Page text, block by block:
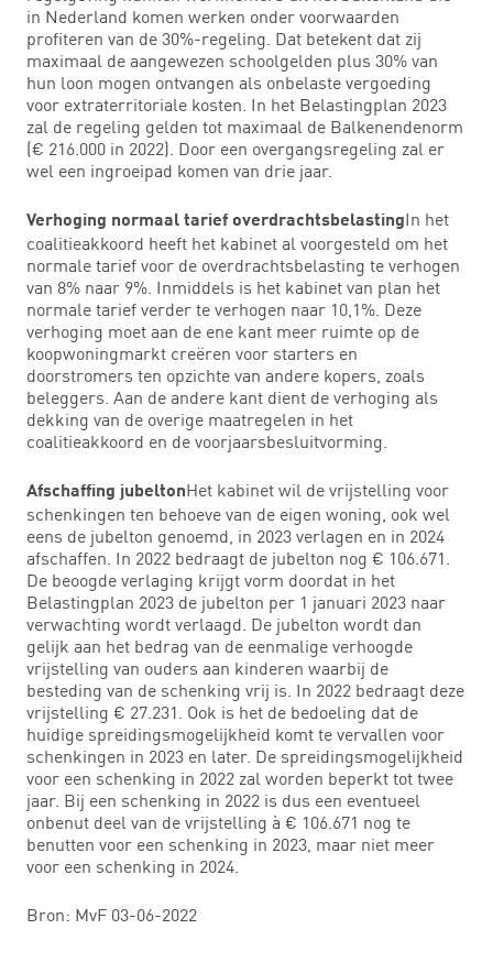
in Nederland komen werken onder voorwaarden
profiteren van de 30%-regeling. Dat betekent dat zij
maximaal de aangewezen schoolgelden plus 30% van
hun loon mogen ontvangen als onbelaste vergoeding
voor extraterritoriale kosten. In het Belastingplan 2023
zal de regeling gelden tot maximaal de Balkenendenorm
(€ 216.000 in 2022). Door een overgangsregeling zal er
wel een ingroeipad komen van drie jaar.
Verhoging normaal tarief overdrachtsbelastingIn het
coalitieakkoord heeft het kabinet al voorgesteld om het
normale tarief voor de overdrachtsbelasting te verhogen
van 8% naar 9%. Inmiddels is het kabinet van plan het
normale tarief verder te verhogen naar 10,1%. Deze
verhoging moet aan de ene kant meer ruimte op de
koopwoningmarkt creëren voor starters en
doorstromers ten opzichte van andere kopers, zoals
beleggers. Aan de andere kant dient de verhoging als
dekking van de overige maatregelen in het
coalitieakkoord en de voorjaarsbesluitvorming.
Afschaffing jubeltonHet kabinet wil de vrijstelling voor
schenkingen ten behoeve van de eigen woning, ook wel
eens de jubelton genoemd, in 2023 verlagen en in 2024
afschaffen. In 2022 bedraagt de jubelton nog € 106.671.
De beoogde verlaging krijgt vorm doordat in het
Belastingplan 2023 de jubelton per 1 januari 2023 naar
verwachting wordt verlaagd. De jubelton wordt dan
gelijk aan het bedrag van de eenmalige verhoogde
vrijstelling van ouders aan kinderen waarbij de
besteding van de schenking vrij is. In 2022 bedraagt deze
vrijstelling € 27.231. Ook is het de bedoeling dat de
huidige spreidingsmogelijkheid komt te vervallen voor
schenkingen in 2023 en later. De spreidingsmogelijkheid
voor een schenking in 2022 zal worden beperkt tot twee
jaar. Bij een schenking in 2022 is dus een eventueel
onbenut deel van de vrijstelling à € 106.671 nog te
benutten voor een schenking in 2023, maar niet meer
voor een schenking in 2024.
Bron: MvF 03-06-2022